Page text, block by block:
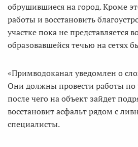
обрушившиеся на город. Кроме
работы и восстановить
участке пока не представляется
образовавшейся течью на сетях
«Примводоканал уведомлен о
Они должны провести работы по
после чего на объект зайдет
восстановит асфальт рядом с
специалисты.